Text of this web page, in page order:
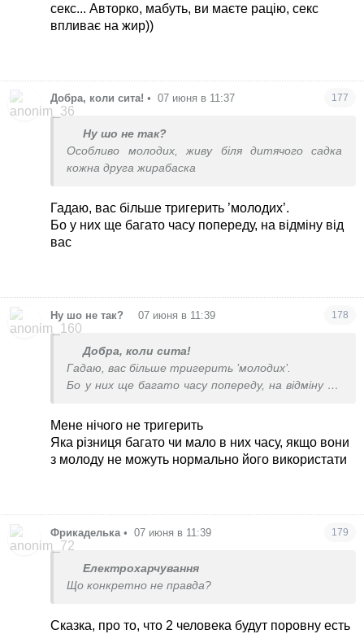
секс... Авторко, мабуть, ви маєте рацію, секс
впливає на жир))
Добра, коли сита! • 07 июня в 11:37 177
Ну шо не так?
Особливо молодих, живу біля дитячого садка
кожна друга жирабаска
Гадаю, вас більше тригерить ’молодих’.
Бо у них ще багато часу попереду, на відміну від
вас
Ну шо не так? 07 июня в 11:39 178
Добра, коли сита!
Гадаю, вас більше тригерить ’молодих’.
Бо у них ще багато часу попереду, на відміну від
Мене нічого не тригерить
Яка різниця багато чи мало в них часу, якщо вони
з молоду не можуть нормально його використати
Фрикаделька • 07 июня в 11:39 179
Електрохарчування
Що конкретно не правда?
Сказка, про то, что 2 человека будут поровну есть